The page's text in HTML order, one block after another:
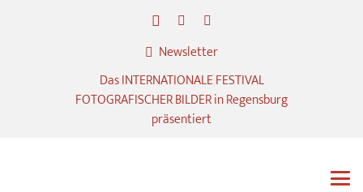
Newsletter
Das INTERNATIONALE FESTIVAL
FOTOGRAFISCHER BILDER in Regensburg
präsentiert